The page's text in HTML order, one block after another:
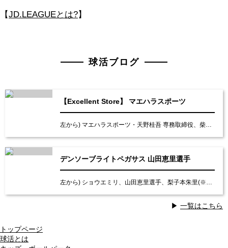
【JD.LEAGUEとは?】
球活ブログ
【Excellent Store】 マエハラスポーツ
デンソーブライトペガサス 山田恵里選手
▶ 一覧はこちら
トップページ
球活とは